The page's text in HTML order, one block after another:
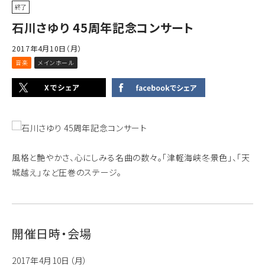
終了
石川さゆり 45周年記念コンサート
2017年4月10日（月）
音楽 メインホール
風格と艶やかさ、心にしみる名曲の数々。「津軽海峡冬景色」、「天
城越え」など圧巻のステージ。
開催日時・会場
2017年4月10日（月）